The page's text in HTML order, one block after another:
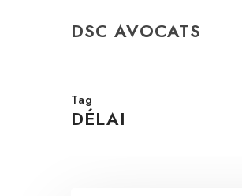
DSC AVOCATS
Tag
DÉLAI